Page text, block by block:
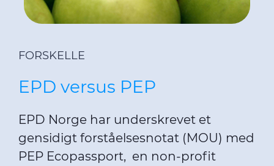
FORSKELLE
EPD versus PEP
EPD Norge har underskrevet et
gensidigt forståelsesnotat (MOU) med
PEP Ecopassport, en non-profit